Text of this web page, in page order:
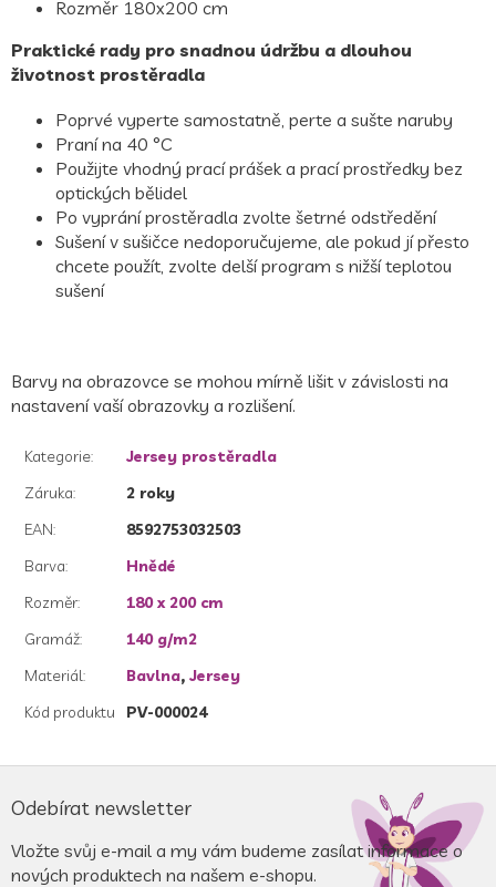
Rozměr 180x200 cm
Praktické rady pro snadnou údržbu a dlouhou
životnost prostěradla
Poprvé vyperte samostatně, perte a sušte naruby
Praní na 40 °C
Použijte vhodný prací prášek a prací prostředky bez
optických bělidel
Po vyprání prostěradla zvolte šetrné odstředění
Sušení v sušičce nedoporučujeme, ale pokud jí přesto
chcete použít, zvolte delší program s nižší teplotou
sušení
Barvy na obrazovce se mohou mírně lišit v závislosti na
nastavení vaší obrazovky a rozlišení.
Kategorie:
Jersey prostěradla
Záruka:
2 roky
EAN:
8592753032503
Barva:
Hnědé
Rozměr:
180 x 200 cm
Gramáž:
140 g/m2
Materiál: Bavlna, Jersey
Kód produktu
PV-000024
á
a
Odebírat newsletter
Vložte svůj e-mail a my vám budeme zasílat informace o
nových produktech na našem e-shopu.